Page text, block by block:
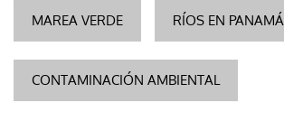
MAREA VERDE RÍOS EN PANAMÁ
CONTAMINACIÓN AMBIENTAL